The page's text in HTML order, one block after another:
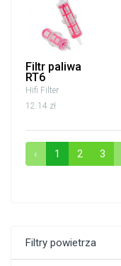
Filtry powietrza
Filtr paliwa
RT6
Hifi Filter
12.14 zł
‹ 1 2 3